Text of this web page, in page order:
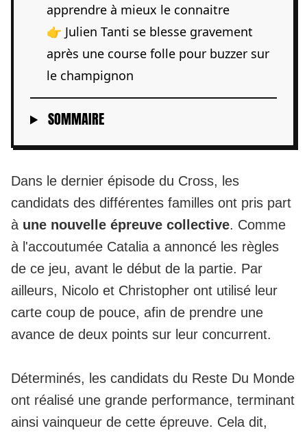
apprendre à mieux le connaitre
👉 Julien Tanti se blesse gravement
après une course folle pour buzzer sur
le champignon
SOMMAIRE
Dans le dernier épisode du Cross, les
candidats des différentes familles ont pris part
à une nouvelle épreuve collective. Comme
à l'accoutumée Catalia a annoncé les règles
de ce jeu, avant le début de la partie. Par
ailleurs, Nicolo et Christopher ont utilisé leur
carte coup de pouce, afin de prendre une
avance de deux points sur leur concurrent.
Déterminés, les candidats du Reste Du Monde
ont réalisé une grande performance, terminant
ainsi vainqueur de cette épreuve. Cela dit,